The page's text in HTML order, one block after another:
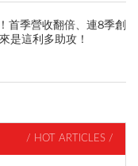
首季營收翻倍、連8季創
是這利多助攻！
/ HOT ARTICLES /